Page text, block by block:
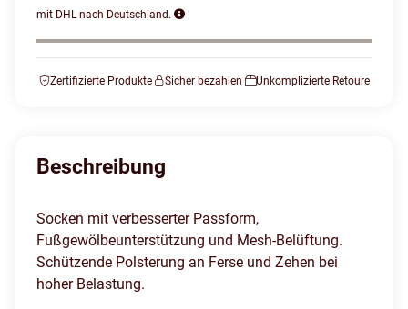
mit DHL nach Deutschland.
Zertifizierte Produkte Sicher bezahlen Unkomplizierte Retoure
Beschreibung
Socken mit verbesserter Passform,
Fußgewölbeunterstützung und Mesh-Belüftung.
Schützende Polsterung an Ferse und Zehen bei
hoher Belastung.